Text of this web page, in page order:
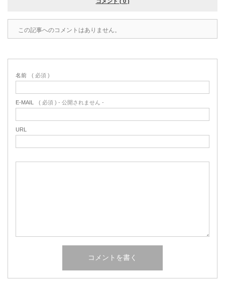
この記事へのコメントはありません。
名前 ( 必須 )
E-MAIL ( 必須 ) - 公開されません -
URL